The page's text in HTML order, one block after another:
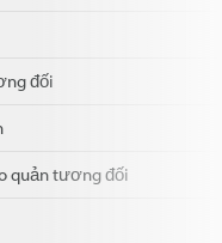
đối
quản tương đối